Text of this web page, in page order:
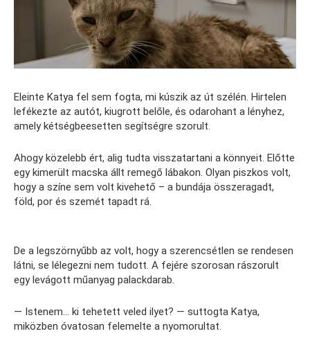
Eleinte Katya fel sem fogta, mi kúszik az út szélén. Hirtelen
lefékezte az autót, kiugrott belőle, és odarohant a lényhez,
amely kétségbeesetten segítségre szorult.
Ahogy közelebb ért, alig tudta visszatartani a könnyeit. Előtte
egy kimerült macska állt remegő lábakon. Olyan piszkos volt,
hogy a színe sem volt kivehető – a bundája összeragadt,
föld, por és szemét tapadt rá.
De a legszörnyűbb az volt, hogy a szerencsétlen se rendesen
látni, se lélegezni nem tudott. A fejére szorosan rászorult
egy levágott műanyag palackdarab.
— Istenem… ki tehetett veled ilyet? — suttogta Katya,
miközben óvatosan felemelte a nyomorultat.